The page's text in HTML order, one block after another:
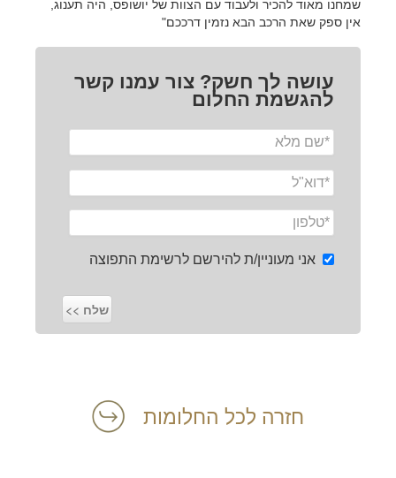
שמחנו מאוד להכיר ולעבוד עם הצוות של יושופס, היה תענוג,
אין ספק שאת הרכב הבא נזמין דרככם"
עושה לך חשק? צור עמנו קשר
להגשמת החלום
אני מעוניין/ת להירשם לרשימת התפוצה
חזרה לכל החלומות